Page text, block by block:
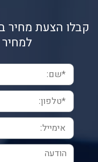
קבלו הצעת מחיר